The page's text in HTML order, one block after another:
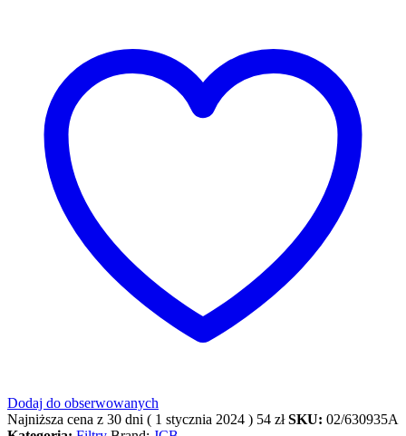
Dodaj do obserwowanych
Najniższa cena z 30 dni ( 1 stycznia 2024 ) 54 zł SKU: 02/630935A